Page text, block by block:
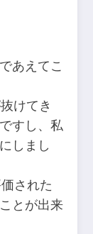
あえてこ
けてき
すし、私
しまし
された
とが出来